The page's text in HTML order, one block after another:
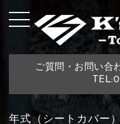
ご質問・お問い合
年式（シートカバー